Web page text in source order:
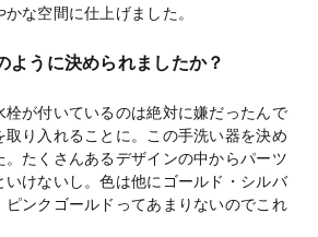
な空間に仕上げました。
ように決められましたか？
栓が付いているのは絶対に嫌だったんで
り入れることに。この手洗い器を決め
。たくさんあるデザインの中からパーツ
いけないし。色は他にゴールド・シルバ
ピンクゴールドってあまりないのでこれ